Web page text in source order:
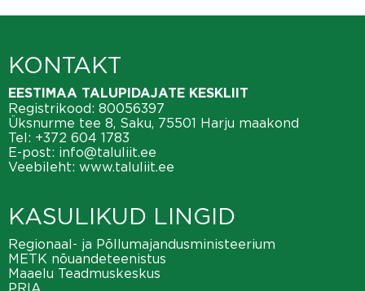
KONTAKT
EESTIMAA TALUPIDAJATE KESKLIIT
Registrikood: 80056397
Üksnurme tee 8, Saku, 75501 Harju maakond
Tel: +372 604 1783
E-post: info@taluliit.ee
Veebileht: www.taluliit.ee
KASULIKUD LINGID
Regionaal- ja Põllumajandusministeerium
METK nõuandeteenistus
Maaelu Teadmuskeskus
PRIA